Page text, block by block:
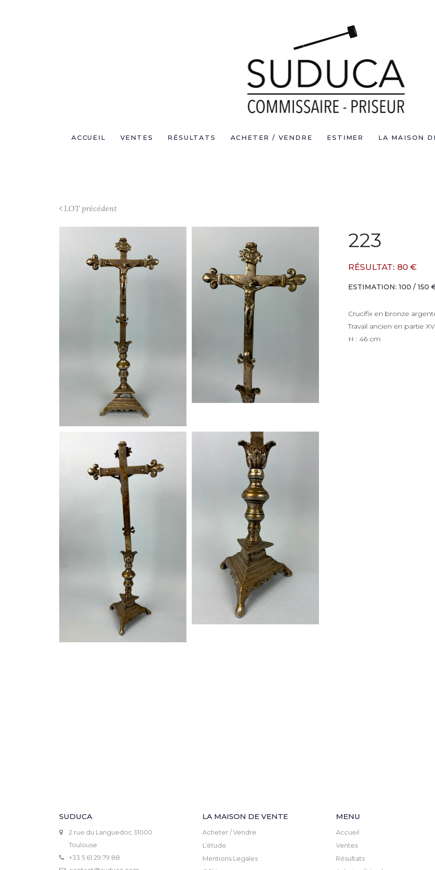
ACCUEIL VENTES RÉSULTATS ACHETER / VENDRE ESTIMER LA MAISON
LOT précédent
223
RÉSULTAT: 80 €
ESTIMATION: 100 / 150
Crucifix en bronze
Travail ancien en partie
H : 46 cm
SUDUCA
2 rue du Languedoc 31000
Toulouse
+33 5 61 29 79 88
LA MAISON DE VENTE
Acheter / Vendre
L’étude
Mentions Legales
MENU
Accueil
Ventes
Résultats